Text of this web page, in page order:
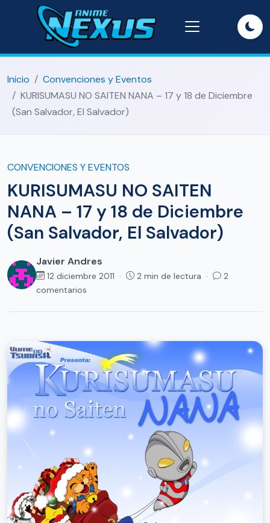
Inicio
Convenciones y Eventos
KURISUMASU NO SAITEN NANA – 17 y 18 de Diciembre
(San Salvador, El Salvador)
CONVENCIONES Y EVENTOS
KURISUMASU NO SAITEN
NANA – 17 y 18 de Diciembre
(San Salvador, El Salvador)
Javier Andres
12 diciembre 2011 · 2 min de lectura ·
2
comentarios